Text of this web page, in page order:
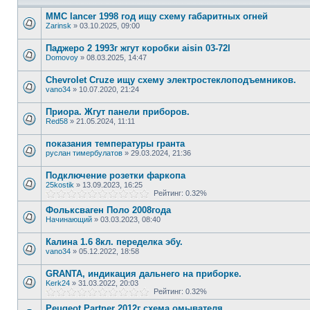
MMC lancer 1998 год ищу схему габаритных огней
Zarinsk » 03.10.2025, 09:00
Паджеро 2 1993г жгут коробки aisin 03-72l
Domovoy » 08.03.2025, 14:47
Chevrolet Cruze ищу схему электростеклоподъемников.
vano34 » 10.07.2020, 21:24
Приора. Жгут панели приборов.
Red58 » 21.05.2024, 11:11
показания температуры гранта
руслан тимербулатов » 29.03.2024, 21:36
Подключение розетки фаркопа
25kostik » 13.09.2023, 16:25
Рейтинг: 0.32%
Фольксваген Поло 2008года
Начинающий » 03.03.2023, 08:40
Калина 1.6 8кл. переделка эбу.
vano34 » 05.12.2022, 18:58
GRANTA, индикация дальнего на приборке.
Kerk24 » 31.03.2022, 20:03
Рейтинг: 0.32%